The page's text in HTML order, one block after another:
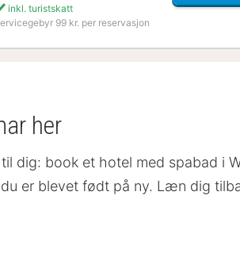
inkl. turistskatt
99 kr. per reservasjon
her
dig: book et hotel med spabad i
er blevet født på ny. Læn dig